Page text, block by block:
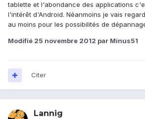
tablette et l'abondance des applications
l'intérêt d'Android. Néanmoins je vais
au moins pour les possibilités de
Modifié 25 novembre 2012 par Minus51
Citer
Lannig